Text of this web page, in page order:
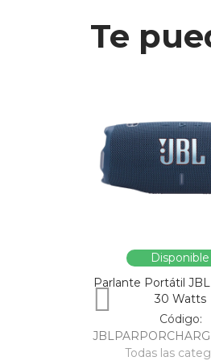
Te
Disponible
Parlante Portátil
30 Watts
Código:
Todas las